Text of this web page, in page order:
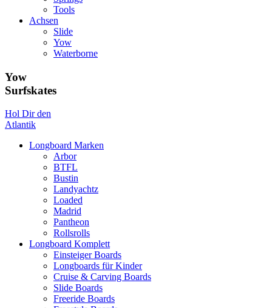
Tools
Achsen
Slide
Yow
Waterborne
Yow
Surfskates
Hol Dir den
Atlantik
Longboard Marken
Arbor
BTFL
Bustin
Landyachtz
Loaded
Madrid
Pantheon
Rollsrolls
Longboard Komplett
Einsteiger Boards
Longboards für Kinder
Cruise & Carving Boards
Slide Boards
Freeride Boards